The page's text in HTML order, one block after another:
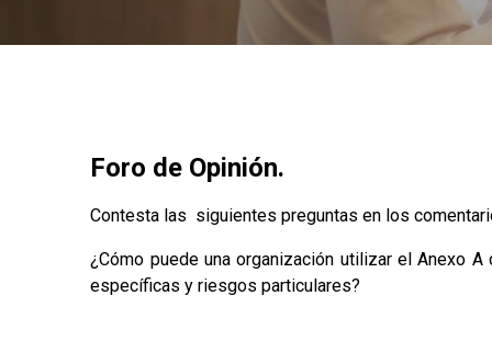
Foro de Opinión.
Contesta las siguientes preguntas en los
¿Cómo puede una organización utilizar el Anexo
específicas y riesgos particulares?